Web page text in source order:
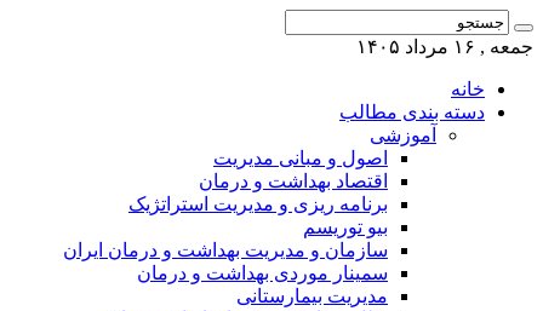
جمعه , ۱۶ مرداد ۱۴۰۵
خانه
دسته بندی مطالب
آموزشی
اصول و مبانی مدیریت
اقتصاد بهداشت و درمان
برنامه ریزی و مدیریت استراتژیک
بیو توریسم
سازمان و مدیریت بهداشت و درمان ایران
سمینار موردی بهداشت و درمان
مدیریت بیمارستانی